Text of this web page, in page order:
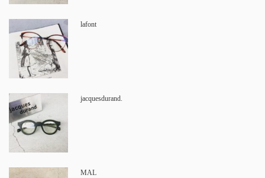
lafont
jacquesdurand.
MAL